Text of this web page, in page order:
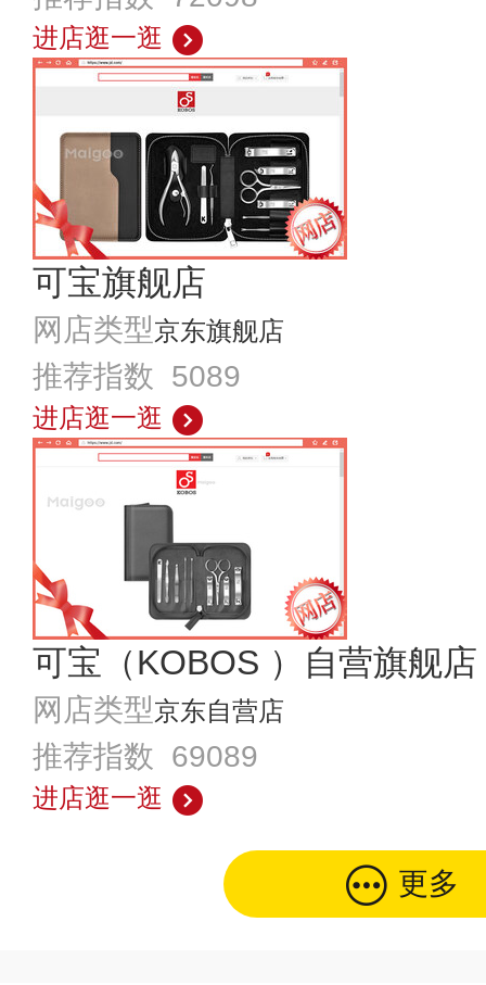
进店逛一逛
可宝旗舰店
网店类型京东旗舰店
推荐指数 5089
进店逛一逛
可宝（KOBOS ）自营旗舰店
网店类型京东自营店
推荐指数 69089
进店逛一逛
更多